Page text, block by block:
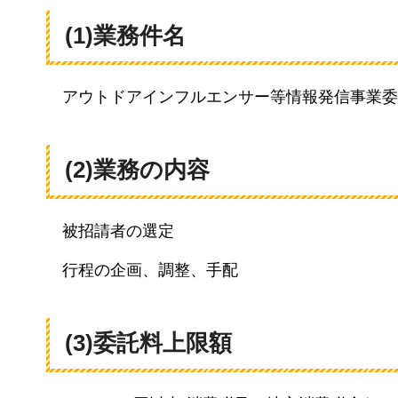
(1)業務件名
アウトドアインフルエンサー等情報発信事業
(2)業務の内容
被招請者の選定
行程の企画、調整、手配
(3)委託料上限額